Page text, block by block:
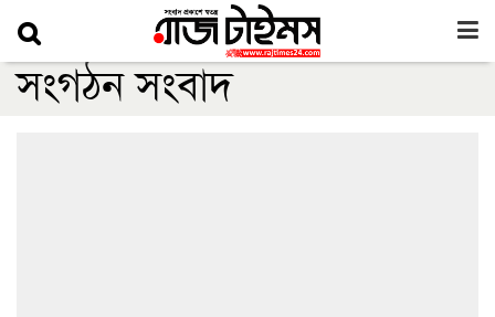
সংগঠন সংবাদ